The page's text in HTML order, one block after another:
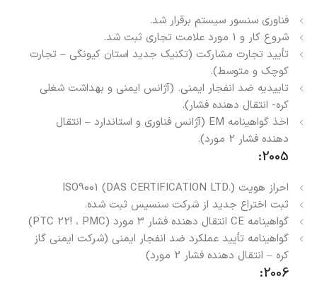
فناوری سنسور سیستم برقرار شد.
شروع کار و 1 مورد علامت تجاری ثبت شد.
تأیید تجارت مشارکت (تکنیک جدید استان کیونگی – تجارت
کوچک و متوسط).
تاییدیه ضد انفجار ایمنی. (آژانس ایمنی و بهداشت شغلی
کره- انتقال دهنده فشار).
اخذ گواهینامه EM (آژانس فناوری و استاندارد – انتقال
دهنده فشار 2 مورد).
2005:
احراز هویت ISO9001 (DAS CERTIFICATION LTD.)
ثبت اختراع جدید از شرکت سنسیس ثبت شده.
گواهینامه CE انتقال دهنده فشار 3 مورد (PTC 22! ، PMC)
گواهینامه تأیید عملکرد ضد انفجار ایمنی (شرکت ایمنی گاز
کره – انتقال دهنده فشار 2 مورد)
2006: